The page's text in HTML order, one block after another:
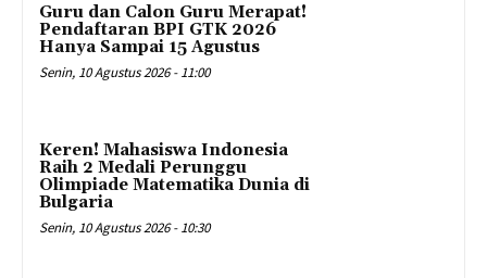
Guru dan Calon Guru Merapat!
Pendaftaran BPI GTK 2026
Hanya Sampai 15 Agustus
Senin, 10 Agustus 2026 - 11:00
Keren! Mahasiswa Indonesia
Raih 2 Medali Perunggu
Olimpiade Matematika Dunia di
Bulgaria
Senin, 10 Agustus 2026 - 10:30